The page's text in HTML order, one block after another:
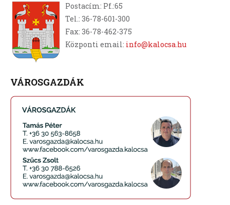
Postacím: Pf.:65
Tel.: 36-78-601-300
Fax: 36-78-462-375
Központi email: info@kalocsa.hu
VÁROSGAZDÁK